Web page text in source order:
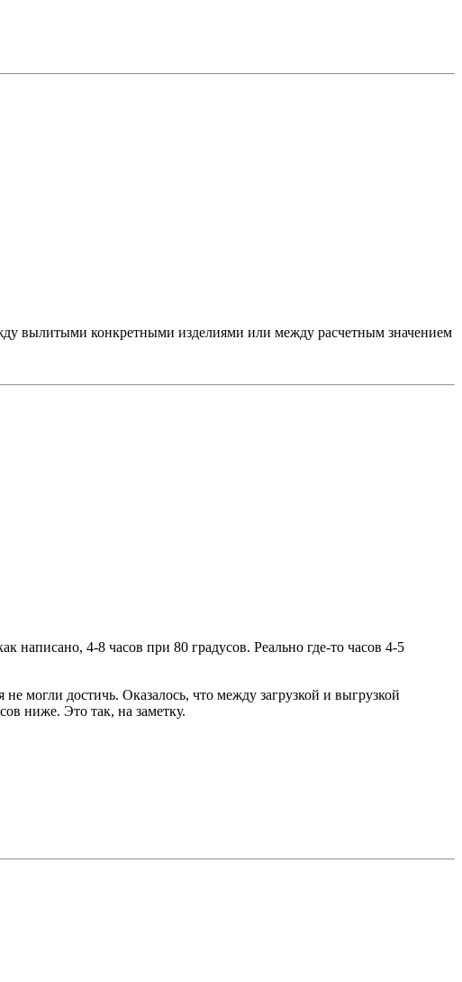
вылитыми конкретными изделиями или между расчетным значением
4-8 часов при 80 градусов. Реально где-то часов 4-5
могли достичь. Оказалось, что между загрузкой и выгрузкой
ниже. Это так, на заметку.